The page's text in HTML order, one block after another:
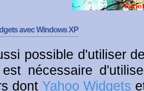
avec Windows XP
possible d'utiliser
nécessaire
dont Yahoo Widgets